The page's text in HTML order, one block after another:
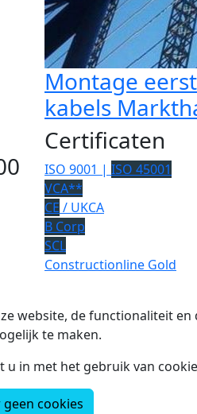
Montage
kabels
Certificaten
ISO 9001 | ISO 45001
VCA**
CE / UKCA
B Corp
SCL
Constructionline Gold
website, de functionaliteit
te maken.
in met het gebruik van
geen cookies